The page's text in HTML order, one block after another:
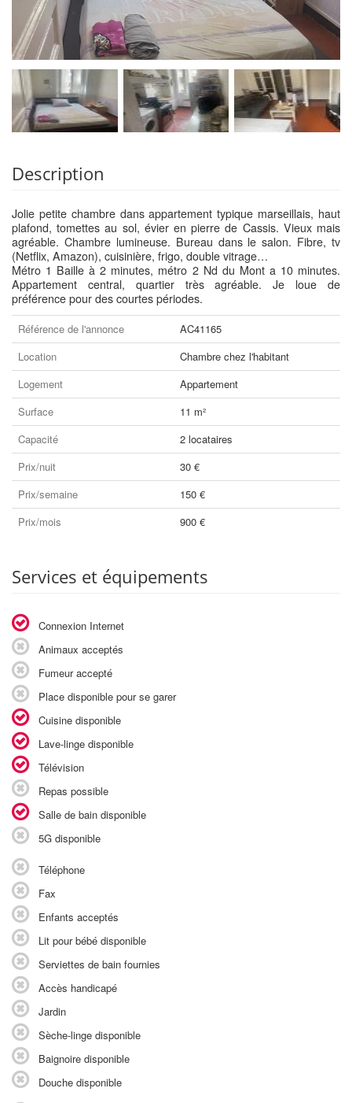
Description
Jolie petite chambre dans appartement typique marseillais, haut
plafond, tomettes au sol, évier en pierre de Cassis. Vieux mais
agréable. Chambre lumineuse. Bureau dans le salon. Fibre, tv
(Netflix, Amazon), cuisinière, frigo, double vitrage…
Métro 1 Baille à 2 minutes, métro 2 Nd du Mont a 10 minutes.
Appartement central, quartier très agréable. Je loue de
préférence pour des courtes périodes.
Référence de l'annonce
AC41165
Location
Chambre chez l'habitant
Logement
Appartement
Surface
11 m²
Capacité
2 locataires
Prix/nuit
30 €
Prix/semaine
150 €
Prix/mois
900 €
Services et équipements
Connexion Internet
Animaux acceptés
Fumeur accepté
Place disponible pour se garer
Cuisine disponible
Lave-linge disponible
Télévision
Repas possible
Salle de bain disponible
5G disponible
Téléphone
Fax
Enfants acceptés
Lit pour bébé disponible
Serviettes de bain fournies
Accès handicapé
Jardin
Sèche-linge disponible
Baignoire disponible
Douche disponible